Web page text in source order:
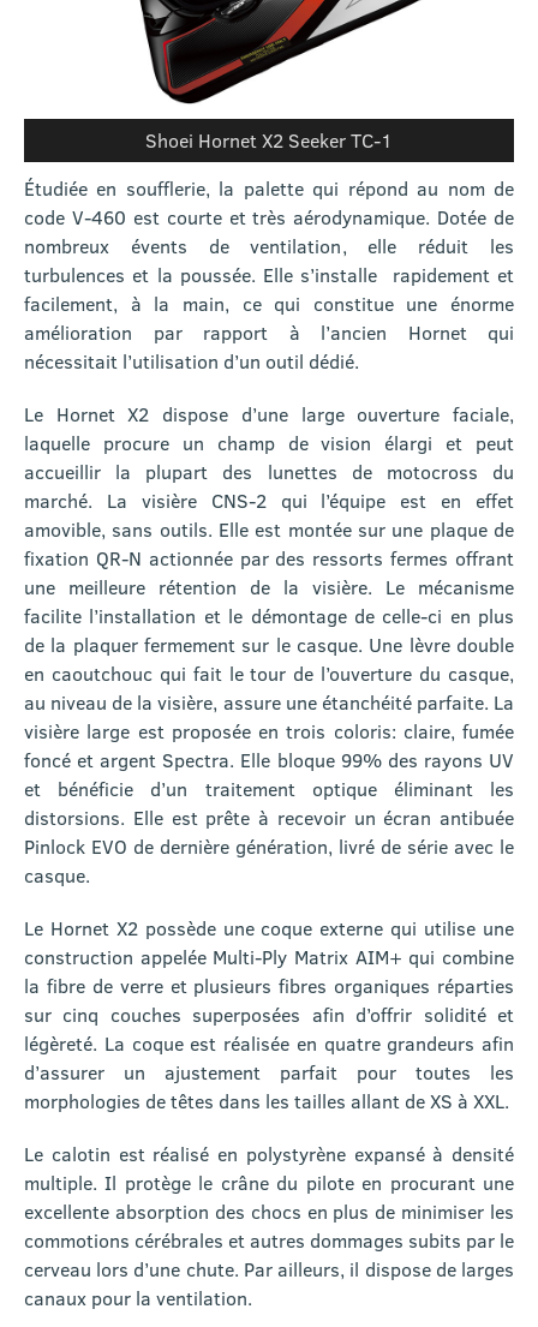
Shoei Hornet X2 Seeker TC-1
Étudiée en soufflerie, la palette qui répond au nom de
code V-460 est courte et très aérodynamique. Dotée de
nombreux évents de ventilation, elle réduit les
turbulences et la poussée. Elle s’installe rapidement et
facilement, à la main, ce qui constitue une énorme
amélioration par rapport à l’ancien Hornet qui
nécessitait l’utilisation d’un outil dédié.
Le Hornet X2 dispose d’une large ouverture faciale,
laquelle procure un champ de vision élargi et peut
accueillir la plupart des lunettes de motocross du
marché. La visière CNS-2 qui l’équipe est en effet
amovible, sans outils. Elle est montée sur une plaque de
fixation QR-N actionnée par des ressorts fermes offrant
une meilleure rétention de la visière. Le mécanisme
facilite l’installation et le démontage de celle-ci en plus
de la plaquer fermement sur le casque. Une lèvre double
en caoutchouc qui fait le tour de l’ouverture du casque,
au niveau de la visière, assure une étanchéité parfaite. La
visière large est proposée en trois coloris: claire, fumée
foncé et argent Spectra. Elle bloque 99% des rayons UV
et bénéficie d’un traitement optique éliminant les
distorsions. Elle est prête à recevoir un écran antibuée
Pinlock EVO de dernière génération, livré de série avec le
casque.
Le Hornet X2 possède une coque externe qui utilise une
construction appelée Multi-Ply Matrix AIM+ qui combine
la fibre de verre et plusieurs fibres organiques réparties
sur cinq couches superposées afin d’offrir solidité et
légèreté. La coque est réalisée en quatre grandeurs afin
d’assurer un ajustement parfait pour toutes les
morphologies de têtes dans les tailles allant de XS à XXL.
Le calotin est réalisé en polystyrène expansé à densité
multiple. Il protège le crâne du pilote en procurant une
excellente absorption des chocs en plus de minimiser les
commotions cérébrales et autres dommages subits par le
cerveau lors d’une chute. Par ailleurs, il dispose de larges
canaux pour la ventilation.